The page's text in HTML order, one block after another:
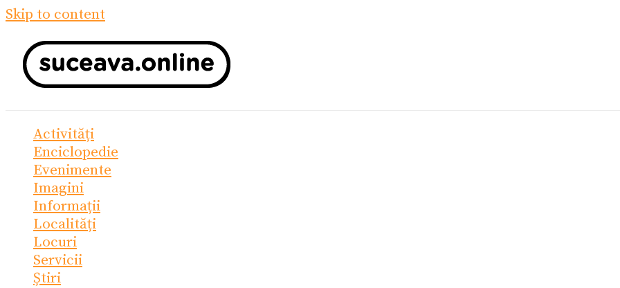
Skip to content
Activități
Enciclopedie
Evenimente
Imagini
Informații
Localități
Locuri
Servicii
Știri